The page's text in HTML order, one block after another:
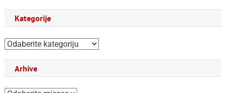
Kategorije
Kategorije
Arhive